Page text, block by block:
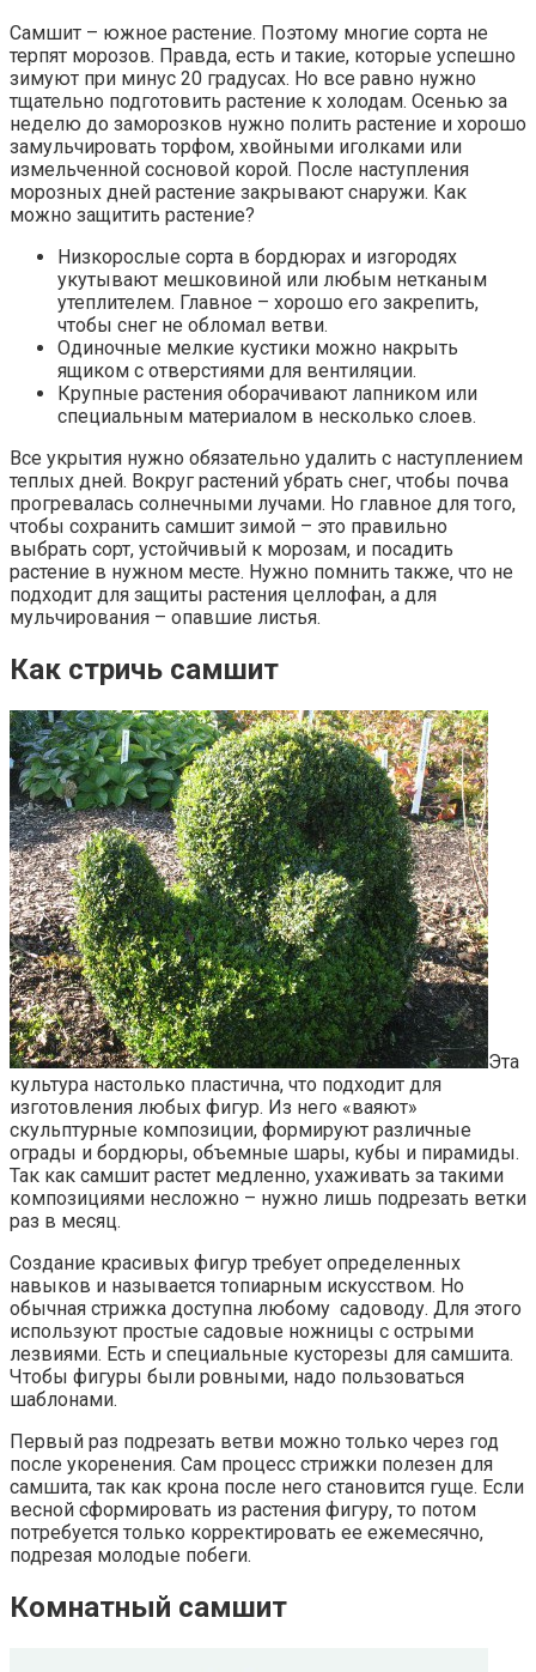
Самшит – южное растение. Поэтому многие сорта не
терпят морозов. Правда, есть и такие, которые успешно
зимуют при минус 20 градусах. Но все равно нужно
тщательно подготовить растение к холодам. Осенью за
неделю до заморозков нужно полить растение и хорошо
замульчировать торфом, хвойными иголками или
измельченной сосновой корой. После наступления
морозных дней растение закрывают снаружи. Как
можно защитить растение?
Низкорослые сорта в бордюрах и изгородях
укутывают мешковиной или любым нетканым
утеплителем. Главное – хорошо его закрепить,
чтобы снег не обломал ветви.
Одиночные мелкие кустики можно накрыть
ящиком с отверстиями для вентиляции.
Крупные растения оборачивают лапником или
специальным материалом в несколько слоев.
Все укрытия нужно обязательно удалить с наступлением
теплых дней. Вокруг растений убрать снег, чтобы почва
прогревалась солнечными лучами. Но главное для того,
чтобы сохранить самшит зимой – это правильно
выбрать сорт, устойчивый к морозам, и посадить
растение в нужном месте. Нужно помнить также, что не
подходит для защиты растения целлофан, а для
мульчирования – опавшие листья.
Как стричь самшит
Эта
культура настолько пластична, что подходит для
изготовления любых фигур. Из него «ваяют»
скульптурные композиции, формируют различные
ограды и бордюры, объемные шары, кубы и пирамиды.
Так как самшит растет медленно, ухаживать за такими
композициями несложно – нужно лишь подрезать ветки
раз в месяц.
Создание красивых фигур требует определенных
навыков и называется топиарным искусством. Но
обычная стрижка доступна любому садоводу. Для этого
используют простые садовые ножницы с острыми
лезвиями. Есть и специальные кусторезы для самшита.
Чтобы фигуры были ровными, надо пользоваться
шаблонами.
Первый раз подрезать ветви можно только через год
после укоренения. Сам процесс стрижки полезен для
самшита, так как крона после него становится гуще. Если
весной сформировать из растения фигуру, то потом
потребуется только корректировать ее ежемесячно,
подрезая молодые побеги.
Комнатный самшит